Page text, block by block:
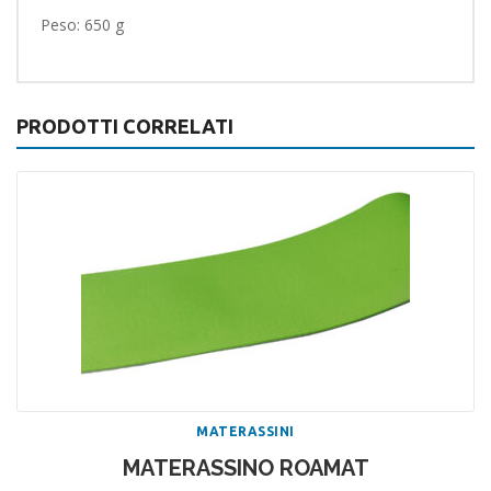
Peso: 650 g
PRODOTTI CORRELATI
MATERASSINI
MATERASSINO ROAMAT